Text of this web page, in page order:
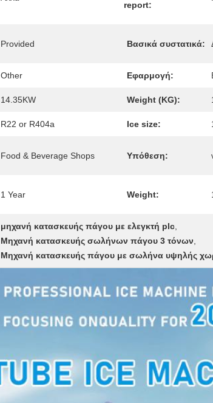
report:
Provided Βασικά συστατικά:
Other Εφαρμογή:
14.35KW Weight (KG):
R22 or R404a Ice size:
Food & Beverage Shops Υπόθεση:
1 Year Weight:
μηχανή κατασκευής πάγου με ελεγκτή plc
Μηχανή κατασκευής σωλήνων πάγου 3 τόνων
Μηχανή κατασκευής πάγου με σωλήνα υψηλής